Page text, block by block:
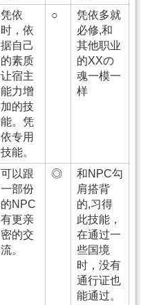
凭依
时，依
据自己
的素质
让宿主
能力增
加的技
能。凭
依专用
技能。
○
凭依多就
必修,和
其他职业
的XXの
魂一模一
样
可以跟
一部份
的NPC
有更亲
密的交
流。
◎
和NPC勾
肩搭背
的,习得
此技能，
在通过一
些国境
时，没有
通行证也
能通过。